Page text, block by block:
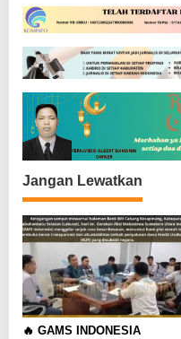
a
s
i
p
o
s
Jangan Lewatkan
🔥 GAMS INDONESIA